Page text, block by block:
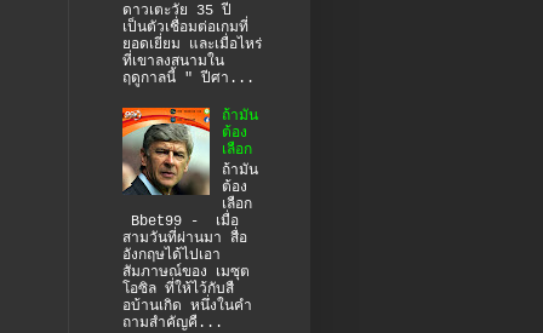
ดาวเตะวัย 35 ปี
เป็นตัวเชื่อมต่อเกมที่
ยอดเยี่ยม และเมื่อไหร่
ที่เขาลงสนามใน
ฤดูกาลนี้ " ปีศา...
ถ้ามัน
ต้อง
เลือก
ถ้ามัน
ต้อง
เลือก
Bbet99 - เมื่อ
สามวันที่ผ่านมา สื่อ
อังกฤษได้ไปเอา
สัมภาษณ์ของ เมซุต
โอซิล ที่ให้ไว้กับสื
อบ้านเกิด หนึ่งในคำ
ถามสำคัญคื...